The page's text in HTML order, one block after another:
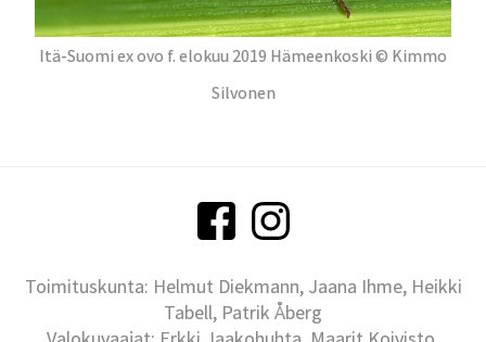
Itä-Suomi ex ovo f. elokuu 2019 Hämeenkoski © Kimmo
Silvonen
Toimituskunta: Helmut Diekmann, Jaana Ihme, Heikki
Tabell, Patrik Åberg